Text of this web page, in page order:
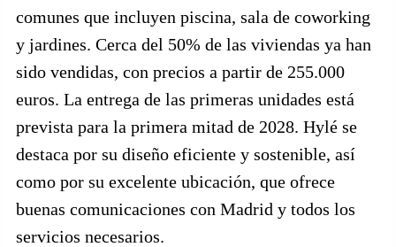
comunes que incluyen piscina, sala de coworking
y jardines. Cerca del 50% de las viviendas ya han
sido vendidas, con precios a partir de 255.000
euros. La entrega de las primeras unidades está
prevista para la primera mitad de 2028. Hylé se
destaca por su diseño eficiente y sostenible, así
como por su excelente ubicación, que ofrece
buenas comunicaciones con Madrid y todos los
servicios necesarios.